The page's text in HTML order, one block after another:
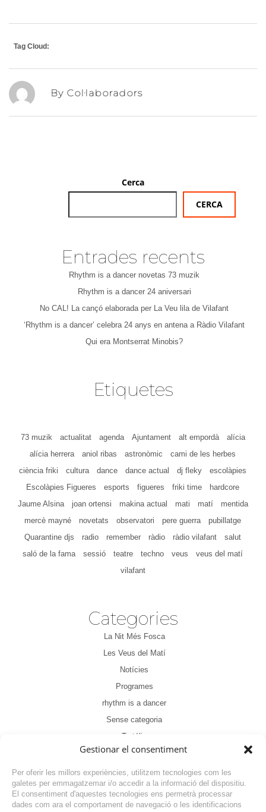
Gestionar el consentiment
Per oferir les millors experiències, utilitzem tecnologies com les
galetes per emmagatzemar i/o accedir a la informació del dispositiu.
El consentiment d'aquestes tecnologies ens permetrà processar
dades com ara el comportament de navegació o les identificacions
Tag Cloud:
By Col·laboradors
Cerca
CERCA
Entrades recents
Rhythm is a dancer novetas 73 muzik
Rhythm is a dancer 24 aniversari
No CAL! La cançó elaborada per La Veu lila de Vilafant
‘Rhythm is a dancer’ celebra 24 anys en antena a Ràdio Vilafant
Qui era Montserrat Minobis?
Etiquetes
73 muzik actualitat agenda Ajuntament alt empordà
alícia
alícia herrera
aniol ribas astronòmic
cami de les herbes
ciència friki
cultura dance dance actual dj fleky
escolàpies
Escolàpies Figueres
esports figueres friki time
hardcore
Jaume Alsina
joan ortensi makina actual mati matí
mentida
mercè mayné
novetats observatori pere guerra
pubillatge
Quarantine djs
radio remember ràdio ràdio vilafant
salut
saló de la fama
sessió teatre techno veus
veus del matí
vilafant
Categories
La Nit Més Fosca
Les Veus del Matí
Notícies
Programes
rhythm is a dancer
Sense categoria
Tertúlia